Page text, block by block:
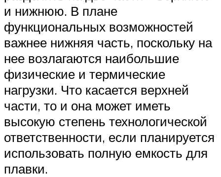
и нижнюю. В плане
функциональных возможностей
важнее нижняя часть, поскольку на
нее возлагаются наибольшие
физические и термические
нагрузки. Что касается верхней
части, то и она может иметь
высокую степень технологической
ответственности, если планируется
использовать полную емкость для
плавки.